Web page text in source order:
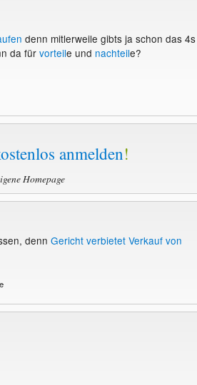
denn mitlerweile gibts ja schon das 4s
da für vorteile und nachteile?
anmelden!
Homepage
denn Gericht verbietet Verkauf von